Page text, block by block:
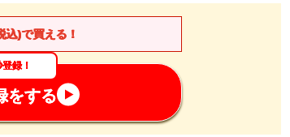
込)で買える！
録！
をする